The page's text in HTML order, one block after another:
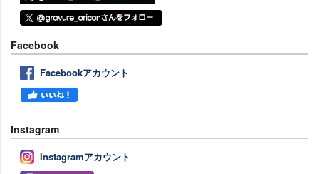
Facebook
Facebookアカウント
Instagram
Instagramアカウント